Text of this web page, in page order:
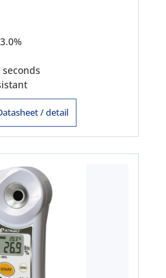
/ detail